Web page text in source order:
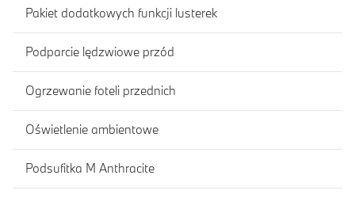
Pakiet dodatkowych funkcji lusterek
Podparcie lędzwiowe przód
Ogrzewanie foteli przednich
Oświetlenie ambientowe
Podsufitka M Anthracite